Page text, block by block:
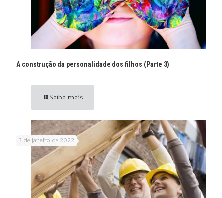
A construção da personalidade dos filhos (Parte 3)
Saiba mais
3 de janeiro de 2022